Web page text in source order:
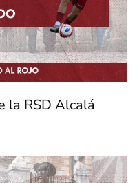
la RSD Alcalá